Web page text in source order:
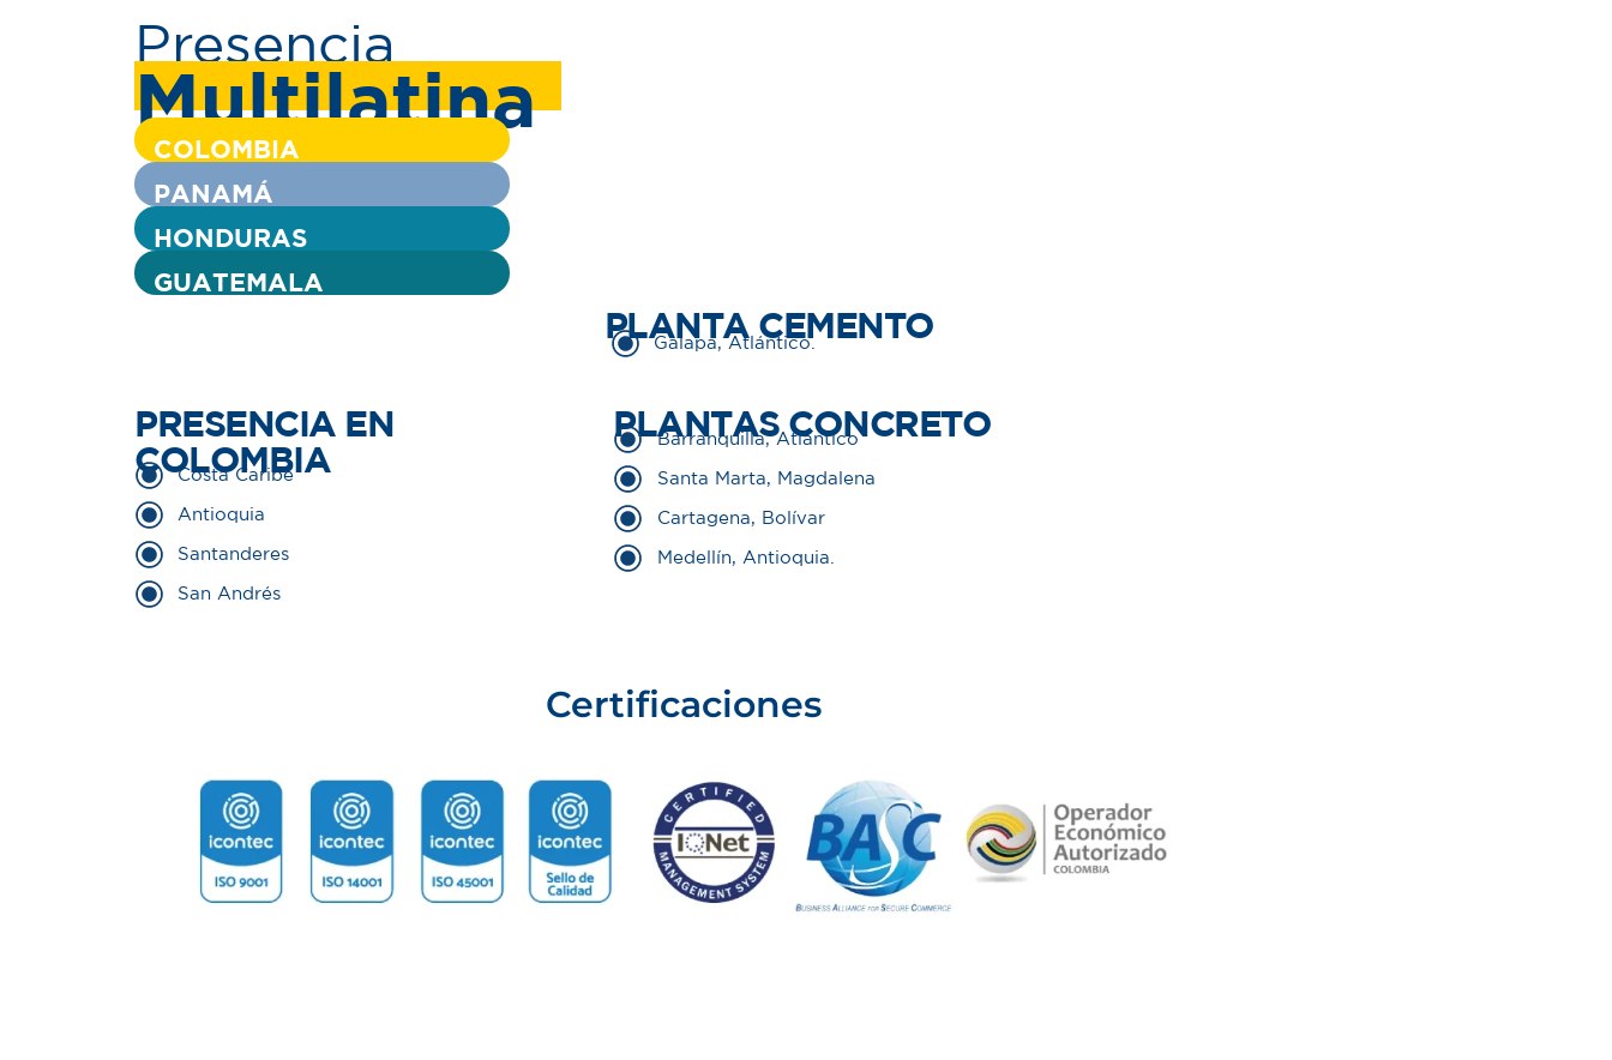
Presencia
Multilatina
COLOMBIA
PANAMÁ
HONDURAS
GUATEMALA
PLANTA CEMENTO
Galapa, Atlántico.
PRESENCIA EN
COLOMBIA
Costa Caribe
Antioquia
Santanderes
San Andrés
PLANTAS CONCRETO
Barranquilla, Atlántico
Santa Marta, Magdalena
Cartagena, Bolívar
Medellín, Antioquia.
Certificaciones